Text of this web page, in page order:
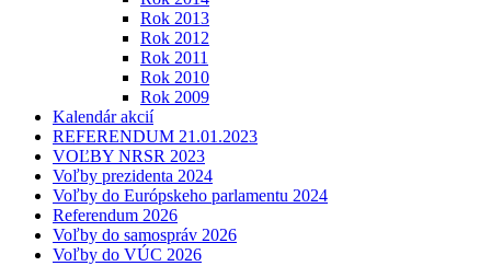
Rok 2013
Rok 2012
Rok 2011
Rok 2010
Rok 2009
Kalendár akcií
REFERENDUM 21.01.2023
VOĽBY NRSR 2023
Voľby prezidenta 2024
Voľby do Európskeho parlamentu 2024
Referendum 2026
Voľby do samospráv 2026
Voľby do VÚC 2026